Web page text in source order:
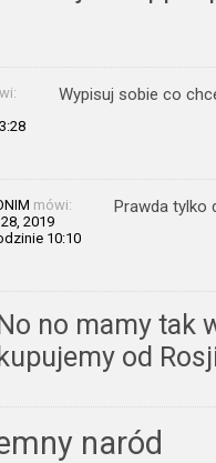
Wypisuj sobie co
mówi:
2019
10:10
Prawda tylko
no mamy tak
kupujemy od
naród